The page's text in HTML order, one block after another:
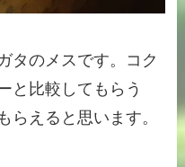
タのメスです。コク
と比較してもらう
らえると思います。